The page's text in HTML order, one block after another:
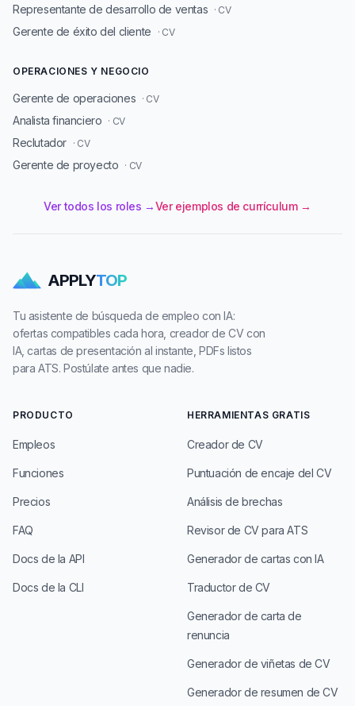
Representante de desarrollo de ventas · CV
Gerente de éxito del cliente · CV
OPERACIONES Y NEGOCIO
Gerente de operaciones · CV
Analista financiero · CV
Reclutador · CV
Gerente de proyecto · CV
Ver todos los roles →Ver ejemplos de currículum →
APPLYTOP
Tu asistente de búsqueda de empleo con IA:
ofertas compatibles cada hora, creador de CV con
IA, cartas de presentación al instante, PDFs listos
para ATS. Postúlate antes que nadie.
PRODUCTO
Empleos
Funciones
Precios
FAQ
Docs de la API
Docs de la CLI
HERRAMIENTAS GRATIS
Creador de CV
Puntuación de encaje del CV
Análisis de brechas
Revisor de CV para ATS
Generador de cartas con IA
Traductor de CV
Generador de carta de
renuncia
Generador de viñetas de CV
Generador de resumen de CV